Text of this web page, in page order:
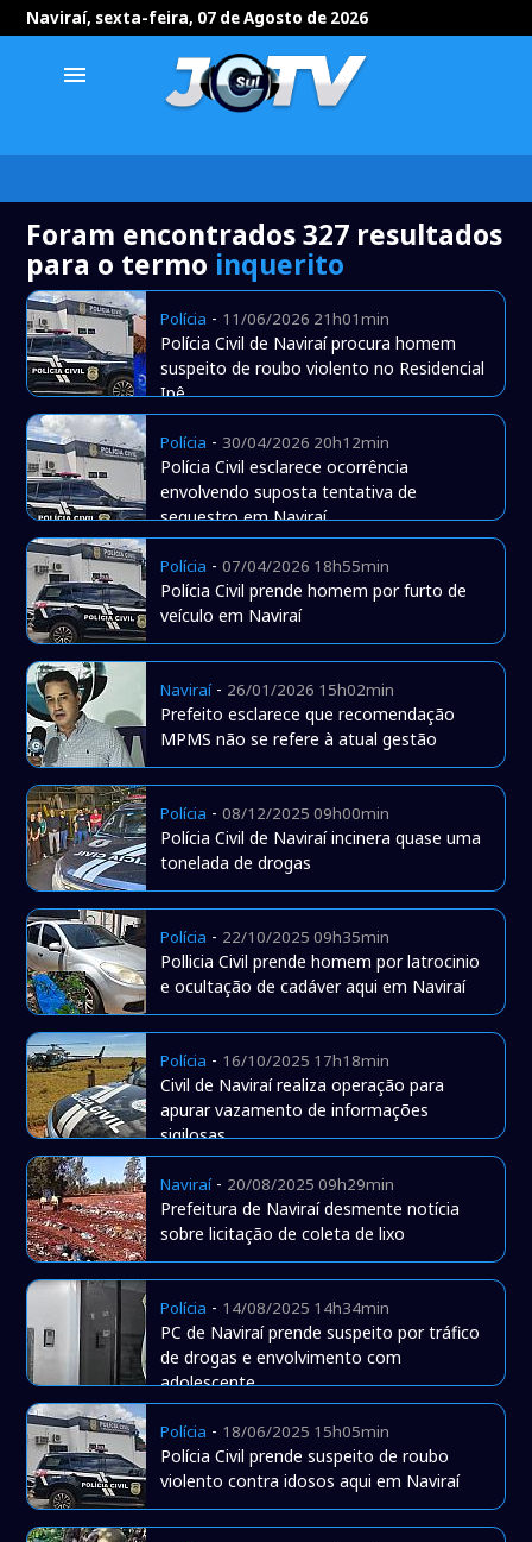
Naviraí, sexta-feira, 07 de Agosto de 2026
menu
Foram encontrados 327 resultados
para o termo inquerito
Polícia - 11/06/2026 21h01min
Polícia Civil de Naviraí procura homem
suspeito de roubo violento no Residencial
Ipê
Polícia - 30/04/2026 20h12min
Polícia Civil esclarece ocorrência
envolvendo suposta tentativa de
sequestro em Naviraí
Polícia -07/04/2026 18h55min
Polícia Civil prende homem por furto de
veículo em Naviraí
Naviraí- 26/01/2026 15h02min
Prefeito esclarece que recomendação
MPMS não se refere à atual gestão
Polícia -08/12/2025 09h00min
Polícia Civil de Naviraí incinera quase uma
tonelada de drogas
Polícia - 22/10/2025 09h35min
Pollicia Civil prende homem por latrocinio
e ocultação de cadáver aqui em Naviraí
Polícia - 16/10/2025 17h18min
Civil de Naviraí realiza operação para
apurar vazamento de informações
sigilosas
Naviraí- 20/08/2025 09h29min
Prefeitura de Naviraí desmente notícia
sobre licitação de coleta de lixo
Polícia - 14/08/2025 14h34min
PC de Naviraí prende suspeito por tráfico
de drogas e envolvimento com
adolescente
Polícia - 18/06/2025 15h05min
Polícia Civil prende suspeito de roubo
violento contra idosos aqui em Naviraí